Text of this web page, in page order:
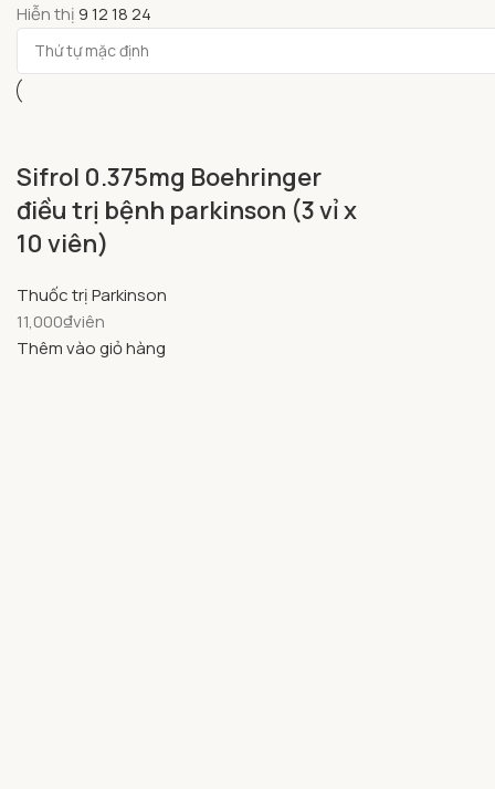
Hiễn thị 9121824
Sifrol 0.375mg Boehringer
điều trị bệnh parkinson (3 vỉ x
10 viên)
Thuốc trị Parkinson
11,000₫viên
Thêm vào giỏ hàng